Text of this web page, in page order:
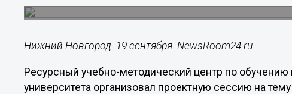
Нижний Новгород. 19 сентября. NewsRoom24.ru -
Ресурсный учебно-методический центр по
университета организовал проектную сессию на